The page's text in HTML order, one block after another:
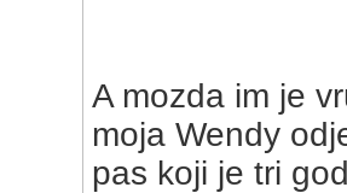
A mozda im je
moja Wendy
pas koji je tri